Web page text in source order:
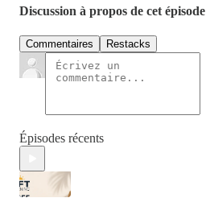
Discussion à propos de cet épisode
Commentaires Restacks
Épisodes récents